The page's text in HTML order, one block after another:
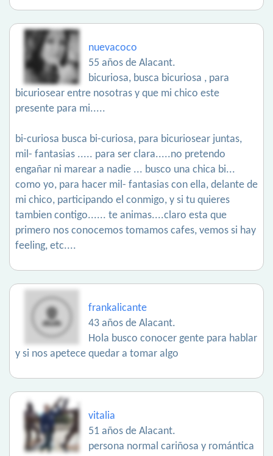
nuevacoco
55 años de Alacant.
bicuriosa, busca bicuriosa , para
bicuriosear entre nosotras y que mi chico este
presente para mi.....
bi-curiosa busca bi-curiosa, para bicuriosear juntas,
mil- fantasias ..... para ser clara.....no pretendo
engañar ni marear a nadie ... busco una chica bi...
como yo, para hacer mil- fantasias con ella, delante de
mi chico, participando el conmigo, y si tu quieres
tambien contigo...... te animas....claro esta que
primero nos conocemos tomamos cafes, vemos si hay
feeling, etc....
frankalicante
43 años de Alacant.
Hola busco conocer gente para hablar
y si nos apetece quedar a tomar algo
vitalia
51 años de Alacant.
persona normal cariñosa y romántica